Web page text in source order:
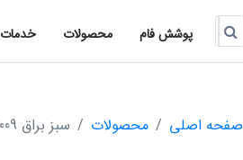
پوشش فام محصولات خدمات
صفحه اصلی محصولات سبز براق 6009